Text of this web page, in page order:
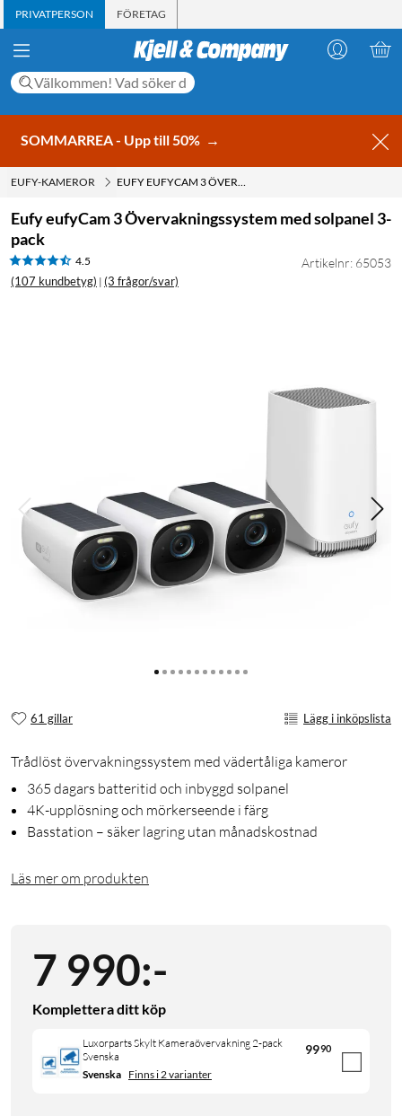
PRIVATPERSON FÖRETAG
SOMMARREA - Upp till 50% →
EUFY-KAMEROR EUFY EUFYCAM 3 ÖVERVAKNINGSSYSTEM MED SOLPANEL 3-PACK
Eufy eufyCam 3 Övervakningssystem med solpanel 3-
pack
4.5
(107 kundbetyg) | (3 frågor/svar)
Artikelnr: 65053
61 gillar Lägg i inköpslista
Trådlöst övervakningssystem med vädertåliga kameror
365 dagars batteritid och inbyggd solpanel
4K-upplösning och mörkerseende i färg
Basstation – säker lagring utan månadskostnad
Läs mer om produkten
7 990:-
Komplettera ditt köp
Luxorparts Skylt Kameraövervakning 2-pack
Svenska
9990
Svenska Finns i 2 varianter